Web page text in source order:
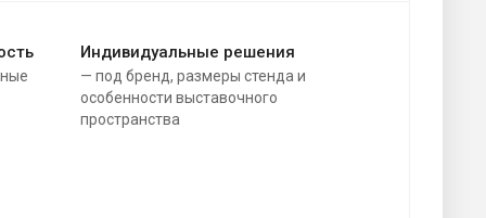
Индивидуальные решения
— под бренд, размеры стенда и
особенности выставочного
пространства